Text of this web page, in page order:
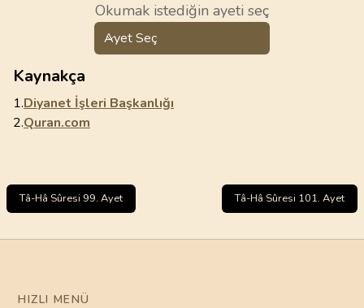
Okumak istediğin ayeti seç
Ayet Seç
Kaynakça
1.Diyanet İşleri Başkanlığı
2.Quran.com
Tâ-Hâ Sûresi 99. Ayet Tâ-Hâ Sûresi 101. Ayet
HIZLI MENÜ